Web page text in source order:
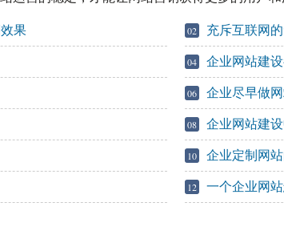
果 02 充斥互联网
04 企业网站建
06 企业尽早做
08 企业网站建
10 企业定制网
12 一个企业网